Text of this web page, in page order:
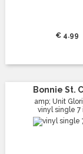
€ 4.99
Bonnie St.
amp; Unit
vinyl single 7